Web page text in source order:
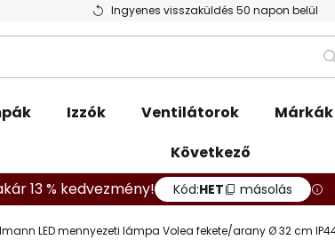
Ingyenes visszaküldés 50 napon belül
Izzók Ventilátorok Márkák
Következő
13 % kedvezmény! Kód:HET másolás
LED mennyezeti lámpa Volea fekete/arany Ø 32 cm